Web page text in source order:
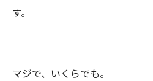
す。
マジで、いくらでも。